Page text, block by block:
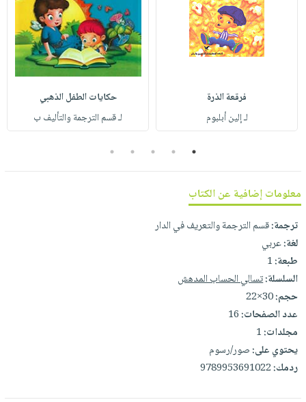
صابون
أطفال
مناسبات
فيديوهات
أسئلة
وفرات
كتابك
تواصل
معنا
التسوق
فرقعة الذرة
لـ إلين أبلبوم
حكايات الطفل الذهبي
لـ قسم الترجمة والتأليف ب
1
2
3
4
5
معلومات إضافية عن الكتاب
ترجمة:قسم الترجمة والتعريف في الدار
لغة:عربي
طبعة:1
السلسلة:تسالي الحساب المدهش
حجم:30×22
عدد الصفحات:16
مجلدات:1
يحتوي على:صور/رسوم
ردمك:9789953691022